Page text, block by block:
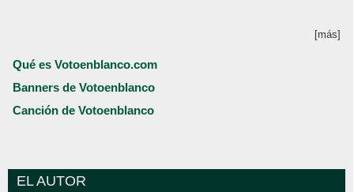
[más]
Qué es Votoenblanco.com
Banners de Votoenblanco
Canción de Votoenblanco
EL AUTOR